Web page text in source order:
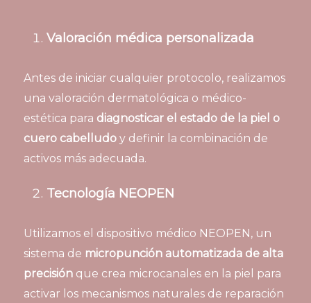
Valoración médica personalizada
Antes de iniciar cualquier protocolo, realizamos
una valoración dermatológica o médico-
estética para diagnosticar el estado de la piel o
cuero cabelludoy definir la combinación de
activos más adecuada.
Tecnología NEOPEN
Utilizamos el dispositivo médico NEOPEN, un
sistema de micropunción automatizada de alta
precisiónque crea microcanales en la piel para
activar los mecanismos naturales de reparación